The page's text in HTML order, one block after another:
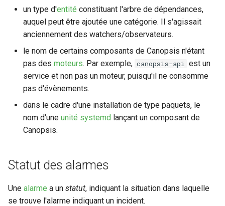
un type d'entité constituant l'arbre de dépendances,
auquel peut être ajoutée une catégorie. Il s'agissait
anciennement des watchers/observateurs.
le nom de certains composants de Canopsis n'étant
pas des moteurs. Par exemple, canopsis-api est un
service et non pas un moteur, puisqu'il ne consomme
pas d'évènements.
dans le cadre d'une installation de type paquets, le
nom d'une unité systemd lançant un composant de
Canopsis.
Statut des alarmes
Une alarme a un statut, indiquant la situation dans laquelle
se trouve l'alarme indiquant un incident.